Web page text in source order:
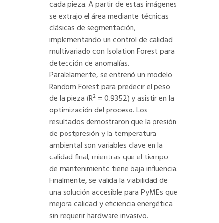
cada pieza. A partir de estas imágenes
se extrajo el área mediante técnicas
clásicas de segmentación,
implementando un control de calidad
multivariado con Isolation Forest para
detección de anomalías.
Paralelamente, se entrenó un modelo
Random Forest para predecir el peso
de la pieza (R² = 0,9352) y asistir en la
optimización del proceso. Los
resultados demostraron que la presión
de postpresión y la temperatura
ambiental son variables clave en la
calidad final, mientras que el tiempo
de mantenimiento tiene baja influencia.
Finalmente, se valida la viabilidad de
una solución accesible para PyMEs que
mejora calidad y eficiencia energética
sin requerir hardware invasivo.